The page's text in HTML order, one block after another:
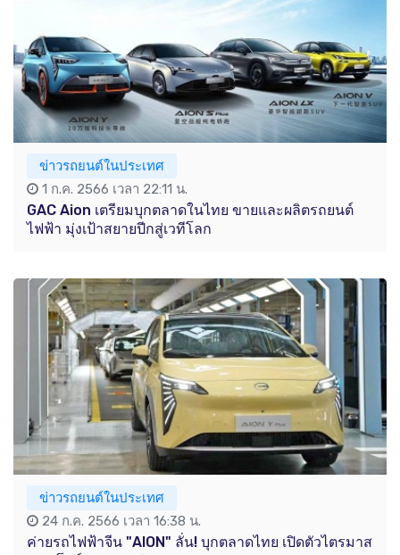
ข่าวรถยนต์ในประเทศ
1 ก.ค. 2566 เวลา 22:11 น.
GAC Aion เตรียมบุกตลาดในไทย ขายและผลิตรถยนต์
ไฟฟ้า มุ่งเป้าสยายปีกสู่เวทีโลก
ข่าวรถยนต์ในประเทศ
24 ก.ค. 2566 เวลา 16:38 น.
ค่ายรถไฟฟ้าจีน "AION" ลั่น! บุกตลาดไทย เปิดตัวไตรมาส